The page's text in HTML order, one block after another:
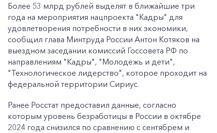
Более 53 млрд рублей выделят в ближайшие три
года на мероприятия нацпроекта "Кадры" для
удовлетворения потребности в них экономики,
сообщил глава Минтруда России Антон Котяков на
выездном заседании комиссий Госсовета РФ по
направлениям "Кадры", "Молодежь и дети",
"Технологическое лидерство", которое проходит на
федеральной территории Сириус.
Ранее Росстат предоставил данные, согласно
которым уровень безработицы в России в октябре
2024 года снизился по сравнению с сентябрем и